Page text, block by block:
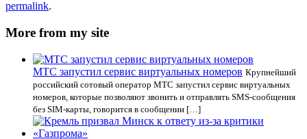
permalink.
More from my site
МТС запустил сервис виртуальных номеров Крупнейший
российский сотовый оператор МТС запустил сервис виртуальных
номеров, которые позволяют звонить и отправлять SMS-сообщения
без SIM-карты, говорится в сообщении […]